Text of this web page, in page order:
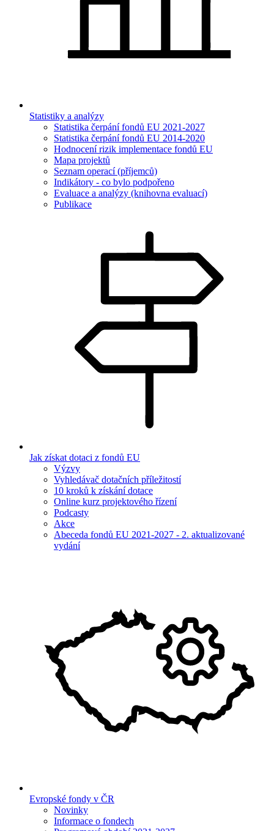
Statistiky a analýzy
Statistika čerpání fondů EU 2021-2027
Statistika čerpání fondů EU 2014-2020
Hodnocení rizik implementace fondů EU
Mapa projektů
Seznam operací (příjemců)
Indikátory - co bylo podpořeno
Evaluace a analýzy (knihovna evaluací)
Publikace
Jak získat dotaci z fondů EU
Výzvy
Vyhledávač dotačních příležitostí
10 kroků k získání dotace
Online kurz projektového řízení
Podcasty
Akce
Abeceda fondů EU 2021-2027 - 2. aktualizované
vydání
Evropské fondy v ČR
Novinky
Informace o fondech